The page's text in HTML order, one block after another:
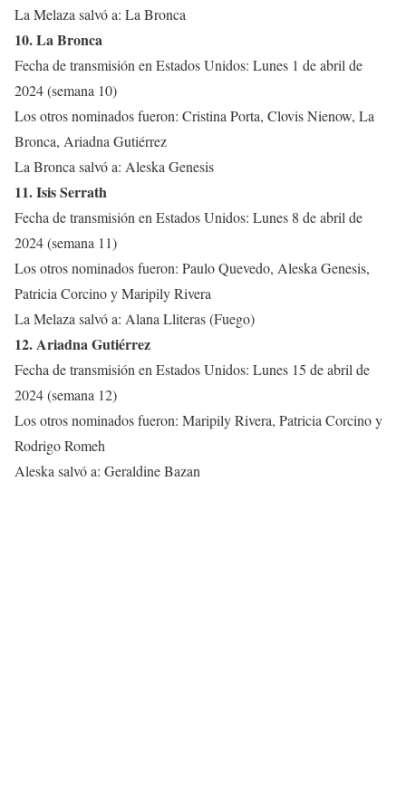
La Melaza salvó a: La Bronca
10. La Bronca
Fecha de transmisión en Estados Unidos: Lunes 1 de abril de
2024 (semana 10)
Los otros nominados fueron: Cristina Porta, Clovis Nienow, La
Bronca, Ariadna Gutiérrez
La Bronca salvó a: Aleska Genesis
11. Isis Serrath
Fecha de transmisión en Estados Unidos: Lunes 8 de abril de
2024 (semana 11)
Los otros nominados fueron: Paulo Quevedo, Aleska Genesis,
Patricia Corcino y Maripily Rivera
La Melaza salvó a: Alana Lliteras (Fuego)
12. Ariadna Gutiérrez
Fecha de transmisión en Estados Unidos: Lunes 15 de abril de
2024 (semana 12)
Los otros nominados fueron: Maripily Rivera, Patricia Corcino y
Rodrigo Romeh
Aleska salvó a: Geraldine Bazan